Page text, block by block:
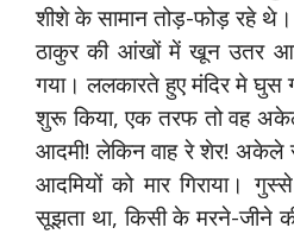
शीशे के सामान तोड़-फोड़ रहे थे।
ठाकुर की आंखों में खून उतर
गया। ललकारते हुए मंदिर मे घुस
शुरू किया, एक तरफ तो वह
आदमी! लेकिन वाह रे शेर!
आदमियों को मार गिराया।
सूझता था, किसी के मरने-जीने